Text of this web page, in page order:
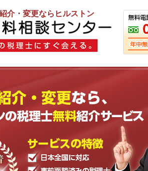
介・変更ならヒルストン